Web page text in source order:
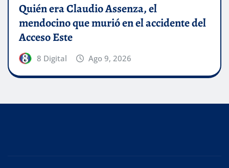
Quién era Claudio Assenza, el
mendocino que murió en el accidente del
Acceso Este
8 Digital Ago 9, 2026